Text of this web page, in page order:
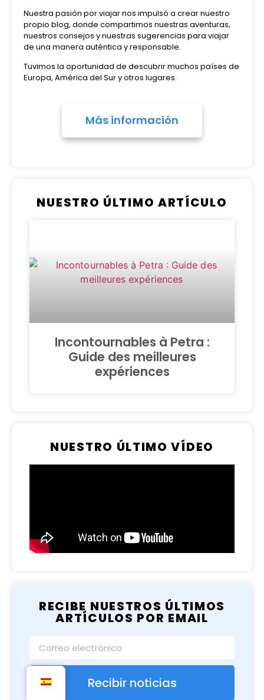
Nuestra pasión por viajar nos impulsó a crear nuestro
propio blog, donde compartimos nuestras aventuras,
nuestros consejos y nuestras sugerencias para viajar
de una manera auténtica y responsable.
Tuvimos la oportunidad de descubrir muchos países de
Europa, América del Sur y otros lugares.
Más información
NUESTRO ÚLTIMO ARTÍCULO
Incontournables à Petra :
Guide des meilleures
expériences
NUESTRO ÚLTIMO VÍDEO
RECIBE NUESTROS ÚLTIMOS
ARTÍCULOS POR EMAIL
Recibir noticias